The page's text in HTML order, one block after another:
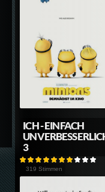
ICH - EINFACH
3
319 Stimmen